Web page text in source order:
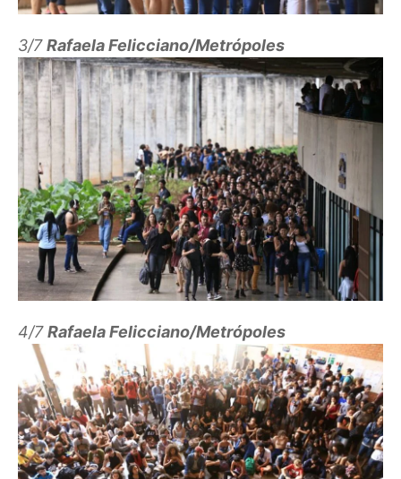
3/7Rafaela Felicciano/Metrópoles
4/7Rafaela Felicciano/Metrópoles